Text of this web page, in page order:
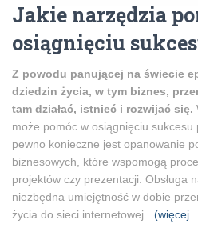
Jakie narzędzia
osiągnięciu
Z powodu panującej na świecie
dziedzin życia, w tym biznes,
tam działać, istnieć i rozwijać się.
może pomóc w osiągnięciu
pewno konieczne jest opanowanie
biznesowych, które wspomogą
projektów czy prezentacji. Obsługa
niezbędna umiejętność w dobie
życia do sieci internetowej.